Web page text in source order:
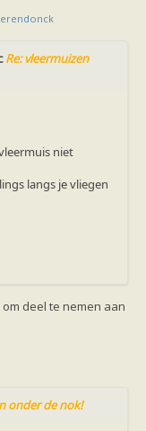
Re: vleermuizen
niet
langs je vliegen
om deel te nemen aan
onder de nok!